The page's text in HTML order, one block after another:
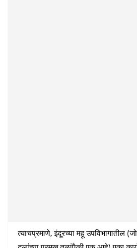
त्याचप्रमाणे, इंदूरच्या महू उपविभागातील